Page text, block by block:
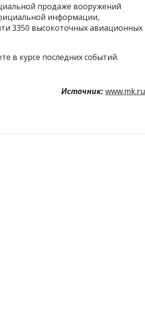
продаже вооружений
информации,
3350 высокоточных авиационных
в курсе последних событий.
Источник:www.mk.ru